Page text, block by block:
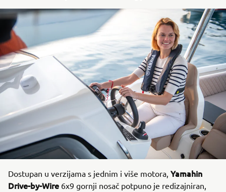
Dostupan u verzijama s jednim i više motora, Yamahin
Drive-by-Wire 6x9 gornji nosač potpuno je redizajniran,